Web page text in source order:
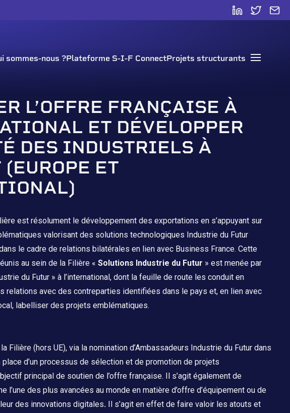
sommes-nous ?Plateforme S-I-F ConnectProjets structurants Open
L’OFFRE FRANÇAISE À
ET DÉVELOPPER
DES INDUSTRIELS À
(EUROPE ET
est résolument le développement des exportations en s’appuyant sur
valorisant des solutions technologiques Industrie du Futur
le cadre de relations bilatérales en lien avec Business France. Cette
au sein de la Filière « Solutions Industrie du Futur » est menée par
du Futur » à l’international, dont la feuille de route les conduit en
relations avec des contreparties identifiées dans le pays et, en lien avec
labelliser des projets emblématiques.
Filière (hors UE), via la nomination d’Ambassadeurs Industrie du Futur dans
d’un processus de sélection et de promotion de projets
principal de soutien de l’offre française. Il s’agit également de
l’une des plus avancées au monde en matière d’offre d’équipement ou de
des innovations digitales. Il s’agit en effet de faire valoir les atouts et